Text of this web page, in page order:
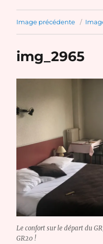
Image précédente
img_2965
Le confort sur le départ du
GR20 !